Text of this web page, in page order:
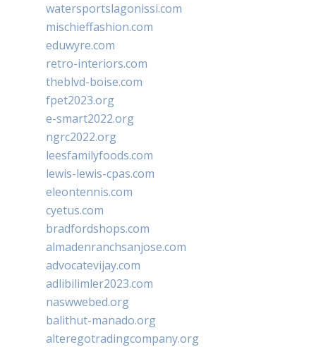
watersportslagonissi.com
mischieffashion.com
eduwyre.com
retro-interiors.com
theblvd-boise.com
fpet2023.org
e-smart2022.org
ngrc2022.org
leesfamilyfoods.com
lewis-lewis-cpas.com
eleontennis.com
cyetus.com
bradfordshops.com
almadenranchsanjose.com
advocatevijay.com
adlibilimler2023.com
naswwebed.org
balithut-manado.org
alteregotradingcompany.org